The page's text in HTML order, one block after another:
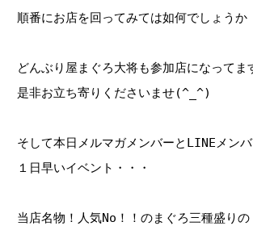
順番にお店を回ってみては如何でしょうか
どんぶり屋まぐろ大将も参加店になってま
是非お立ち寄りくださいませ(^_^)
そして本日メルマガメンバーとLINEメン
１日早いイベント・・・
当店名物！人気No！！のまぐろ三種盛りの